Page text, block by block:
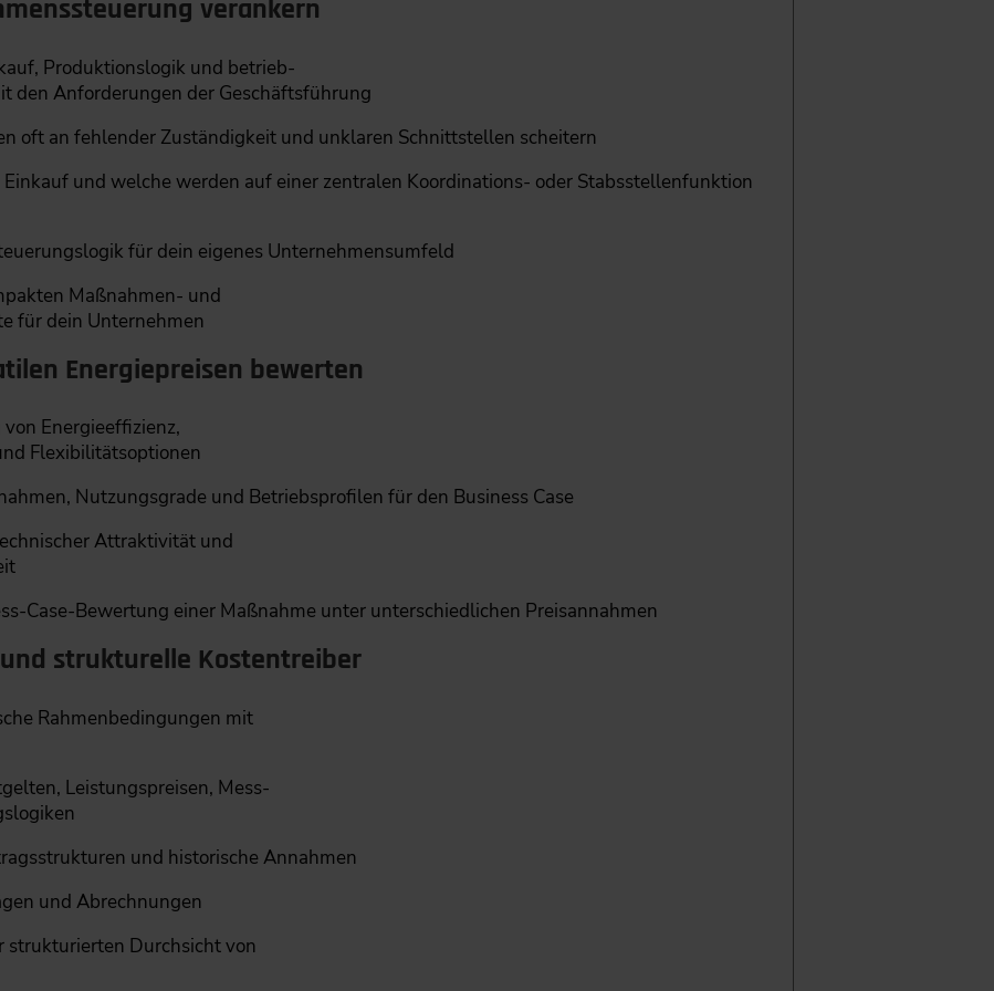
verankern
Produktionslogik und betrieb-
den Anforderungen der Geschäftsführung
oft an fehlender Zuständigkeit und unklaren Schnittstellen scheitern
und welche werden auf einer zentralen Koordinations- oder Stabsstellenfunktion
für dein eigenes Unternehmensumfeld
Maßnahmen- und
für dein Unternehmen
Energiepreisen bewerten
Energieeffizienz,
Flexibilitätsoptionen
Nutzungsgrade und Betriebsprofilen für den Business Case
Attraktivität und
Case-Bewertung einer Maßnahme unter unterschiedlichen Preisannahmen
strukturelle Kostentreiber
Rahmenbedingungen mit
Leistungspreisen, Mess-
und historische Annahmen
und Abrechnungen
strukturierten Durchsicht von